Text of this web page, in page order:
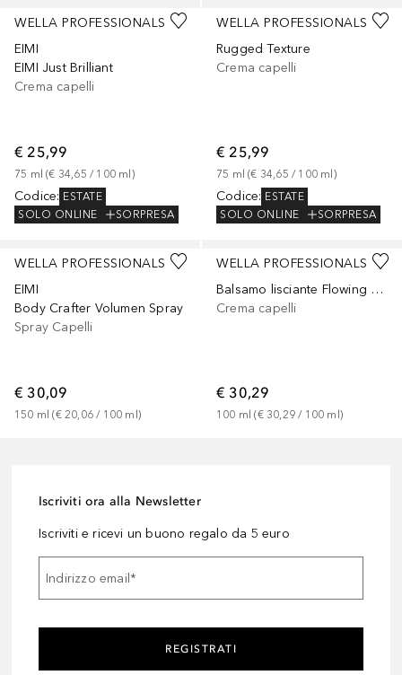
WELLA PROFESSIONALS
EIMI
EIMI Just Brilliant
Crema capelli
€ 25,99
75 ml (€ 34,65 / 100 ml )
Codice: ESTATE
SOLO ONLINE
SORPRESA
WELLA PROFESSIONALS
Rugged Texture
Crema capelli
€ 25,99
75 ml (€ 34,65 / 100 ml )
Codice: ESTATE
SOLO ONLINE
SORPRESA
WELLA PROFESSIONALS
EIMI
Body Crafter Volumen Spray
Spray Capelli
€ 30,09
150 ml (€ 20,06 / 100 ml )
WELLA PROFESSIONALS
Balsamo lisciante Flowing Form
Crema capelli
€ 30,29
100 ml (€ 30,29 / 100 ml )
Iscriviti ora alla Newsletter
Iscriviti e ricevi un buono regalo da 5 euro
Indirizzo email *
REGISTRATI